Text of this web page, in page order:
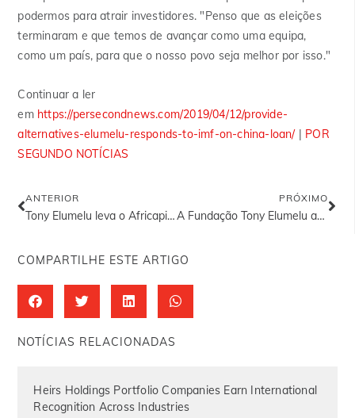
podermos para atrair investidores. "Penso que as eleições
terminaram e que temos de avançar como uma equipa,
como um país, para que o nosso povo seja melhor por isso."
Continuar a ler
em https://persecondnews.com/2019/04/12/provide-
alternatives-elumelu-responds-to-imf-on-china-loan/| POR
SEGUNDO NOTÍCIAS
ANTERIOR
Tony Elumelu leva o Africapitalismo a Bruxelas, recebe a Comissão Europeia e outros
PRÓXIMO
A Fundação Tony Elumelu acolherá o maior encontro de empresários africanos no 5º Fórum Anual de Empreendedorismo, em julho, em Abuja
COMPARTILHE ESTE ARTIGO
NOTÍCIAS RELACIONADAS
Heirs Holdings Portfolio Companies Earn International
Recognition Across Industries